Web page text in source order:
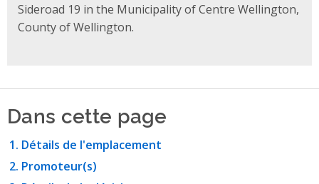
Sideroad 19 in the Municipality of Centre Wellington,
County of Wellington.
Dans cette page
Détails de l'emplacement
Promoteur(s)